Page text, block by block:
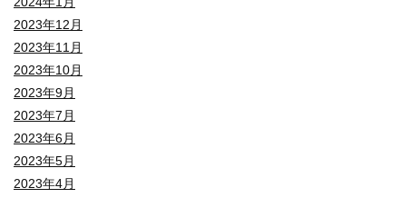
2023年12月
2023年11月
2023年10月
2023年9月
2023年7月
2023年6月
2023年5月
2023年4月